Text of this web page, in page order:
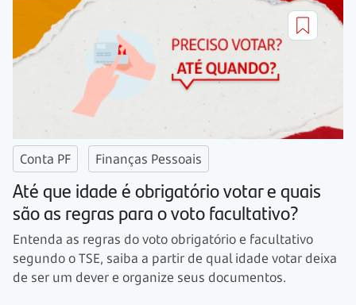
Conta PF Finanças Pessoais
Até que idade é obrigatório votar e quais
são as regras para o voto facultativo?
Entenda as regras do voto obrigatório e facultativo
segundo o TSE, saiba a partir de qual idade votar deixa
de ser um dever e organize seus documentos.